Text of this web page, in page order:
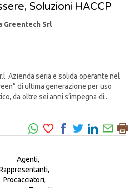
Soluzioni HACCP
Greentech Srl
Azienda seria e solida operante nel
di ultima generazione per uso
da oltre sei anni s’impegna di...